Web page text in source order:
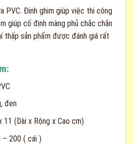
PVC. Đinh ghim giúp việc thi công
giúp cố định màng phủ chắc chắn
thấp sản phẩm được đánh giá rất
đen
(Dài x Rộng x Cao cm)
200 ( cái )